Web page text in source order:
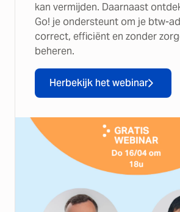
kan vermijden. Daarnaast
Go! je ondersteunt om je btw-
correct, efficiënt en zonder
beheren.
Herbekijk het webinar